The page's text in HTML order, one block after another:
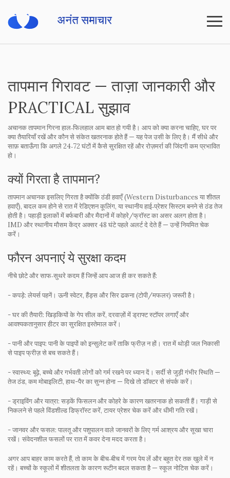
तापमान गिरावट — ताज़ा जानकारी और
PRACTICAL सुझाव
अचानक तापमान गिरना हाल‑फिलहाल आम बात हो गयी है। आप को क्या करना चाहिए, घर पर
क्या तैयारियाँ रखें और कौन से संकेत खतरनाक होते हैं — यह पेज उसी के लिए है। मैं सीधे और
साफ़ बताऊँगा कि अगले 24‑72 घंटों में कैसे सुरक्षित रहें और रोज़मर्रा की जिंदगी कम प्रभावित
हो।
क्यों गिरता है तापमान?
तापमान अचानक इसलिए गिरता है क्योंकि ठंडी हवाएँ (Western Disturbances या शीतल
हवाएँ), बादल कम होने से रात में रेडिएशन कूलिंग, या स्थानीय हाई‑प्रेशर सिस्टम बनने से ठंड तेज
होती है। पहाड़ी इलाकों में बर्फबारी और मैदानों में कोहरे/फ्रॉस्ट का असर अलग होता है।
IMD और स्थानीय मौसम केंद्र अक्सर 48 घंटे पहले अलर्ट दे देते हैं — उन्हें नियमित चेक
करें।
फौरन अपनाएं ये सुरक्षा कदम
नीचे छोटे और साफ‑सुथरे कदम हैं जिन्हें आप आज ही कर सकते हैं:
- कपड़े: लेयर्स पहनें। ऊनी स्वेटर, हैंड्स और सिर ढकना (टोपी/मफलर) जरूरी है।
- घर की तैयारी: खिड़कियों के गेप सील करें, दरवाज़ों में ड्राफ्ट स्टॉपर लगाएँ और
आवश्यकतानुसार हीटर का सुरक्षित इस्तेमाल करें।
- पानी और पाइप: पानी के पाइपों को इन्सुलेट करें ताकि फ्रीज़ न हों। रात में थोड़ी जल निकासी
से पाइप फ्रीज़ से बच सकते हैं।
- स्वास्थ्य: बूढ़े, बच्चे और गर्भवती लोगों को गर्म रखने पर ध्यान दें। सर्दी से जुड़ी गंभीर स्थिति —
तेज ठंड, कम मोबाइलिटी, हाथ-पैर का सुन्न होना — दिखे तो डॉक्टर से संपर्क करें।
- ड्राइविंग और यात्रा: सड़कें फिसलन और कोहरे के कारण खतरनाक हो सकती हैं। गाड़ी से
निकलने से पहले विंडशील्ड डिफ्रॉस्ट करें, टायर प्रेशर चेक करें और धीमी गति रखें।
- जानवर और फसल: पालतू और पशुपालन वाले जानवरों के लिए गर्म आश्रय और सूखा चारा
रखें। संवेदनशील फसलों पर रात में कवर देना मदद करता है।
अगर आप बाहर काम करते हैं, तो काम के बीच‑बीच में गरम पेय लें और बहुत देर तक खुले में न
रहें। बच्चों के स्कूलों में शीतलता के कारण रूटीन बदल सकता है — स्कूल नोटिस चेक करें।